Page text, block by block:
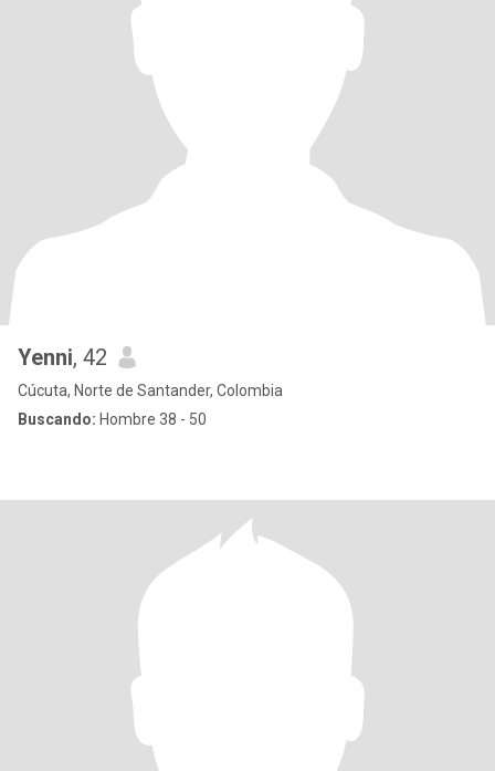
Yenni, 42
Cúcuta, Norte de Santander, Colombia
Buscando: Hombre 38 - 50